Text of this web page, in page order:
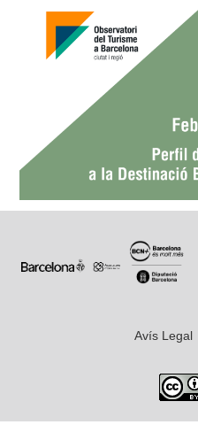
Avís Legal